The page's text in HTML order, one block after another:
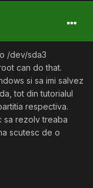
/dev/sda3
can do that.
si sa imi salvez
tot din tutorialul
respectiva.
sa rezolv treaba
scutesc de o